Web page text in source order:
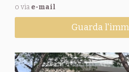
o via e-mail
Guarda